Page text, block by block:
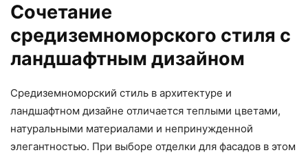
Сочетание
средиземноморского стиля с
ландшафтным дизайном
Средиземноморский стиль в архитектуре и
ландшафтном дизайне отличается теплыми цветами,
натуральными материалами и непринужденной
элегантностью. При выборе отделки для фасадов в этом